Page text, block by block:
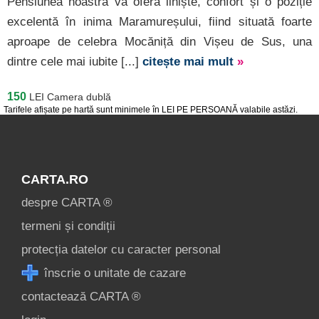
Tarifele afișate pe hartă sunt minimele în LEI PE PERSOANĂ valabile astăzi.
excelentă în inima Maramureșului, fiind situată foarte
aproape de celebra Mocăniță din Vișeu de Sus, una
dintre cele mai iubite [...] citește mai mult »
150 LEI Camera dublă
CARTA.RO
despre CARTA ®
termeni și condiții
protecția datelor cu caracter personal
înscrie o unitate de cazare
contactează CARTA ®